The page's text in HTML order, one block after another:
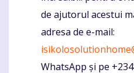
de ajutorul acestui
adresa de e-mail:
WhatsApp și pe